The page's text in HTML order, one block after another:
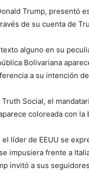
Trump, presentó
de su cuenta de
alguno en su
Bolivariana
a su intención
Social, el
coloreada con
líder de EEUU se
impusiera frente a
invitó a sus